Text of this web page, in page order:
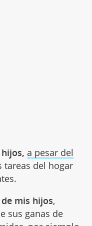
a pesar del
tareas del hogar
mis hijos,
sus ganas de